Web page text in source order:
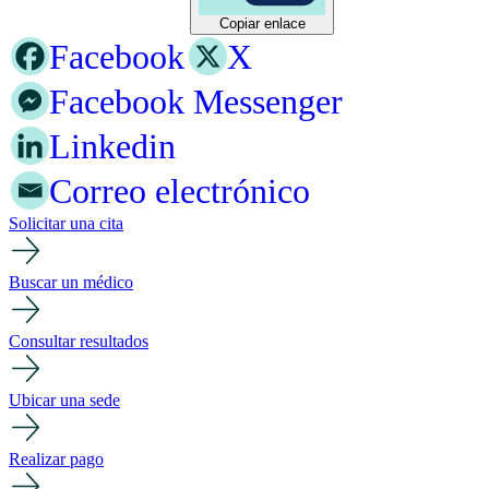
Copiar enlace
Facebook
X
Facebook Messenger
Linkedin
Correo electrónico
Solicitar una cita
Buscar un médico
Consultar resultados
Ubicar una sede
Realizar pago